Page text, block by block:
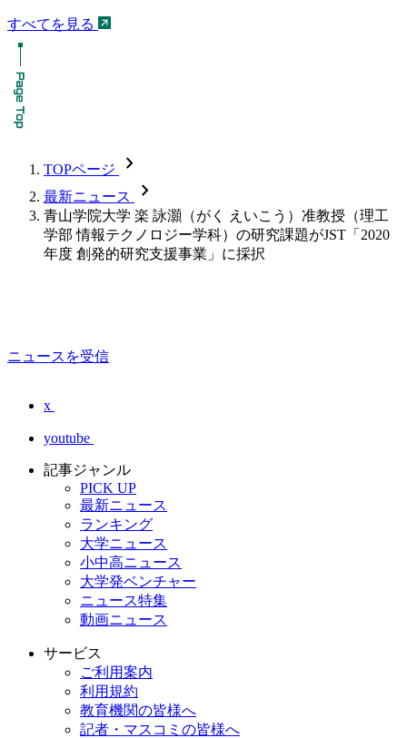
すべてを見る
TOPページ chevron_forward
最新ニュース chevron_forward
青山学院大学 楽 詠灝（がく えいこう）准教授（理工
学部 情報テクノロジー学科）の研究課題がJST「2020
年度 創発的研究支援事業」に採択
ニュースを受信
x
youtube
記事ジャンル
PICK UP
最新ニュース
ランキング
大学ニュース
小中高ニュース
大学発ベンチャー
ニュース特集
動画ニュース
サービス
ご利用案内
利用規約
教育機関の皆様へ
記者・マスコミの皆様へ